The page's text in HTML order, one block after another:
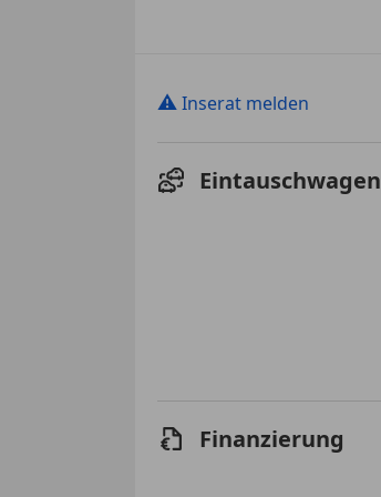
⚠ Inserat melden
Eintauschwagen
Finanzierung